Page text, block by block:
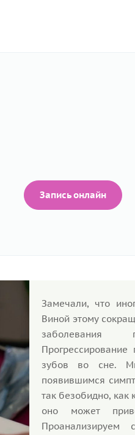
Запись онлайн
Замечали, что
Виной этому
заболевания
Прогрессирование
зубов во сне.
появившимся
так безобидно, как
оно может
Проанализируем